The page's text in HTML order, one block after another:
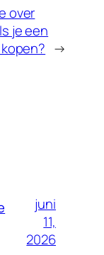
over
je een
→
juni
11,
2026